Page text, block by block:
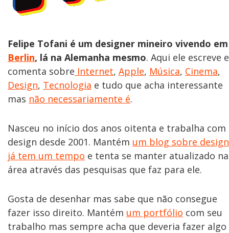
Felipe Tofani é um designer mineiro vivendo em
Berlin, lá na Alemanha mesmo. Aqui ele escreve e
comenta sobre Internet, Apple, Música, Cinema,
Design, Tecnologia e tudo que acha interessante
mas não necessariamente é.
Nasceu no início dos anos oitenta e trabalha com
design desde 2001. Mantém um blog sobre design
já tem um tempo e tenta se manter atualizado na
área através das pesquisas que faz para ele.
Gosta de desenhar mas sabe que não consegue
fazer isso direito. Mantém um portfólio com seu
trabalho mas sempre acha que deveria fazer algo